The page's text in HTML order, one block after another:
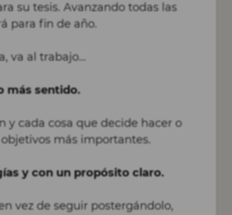
su tesis. Avanzando todas las
para fin de año.
va al trabajo…
más sentido.
y cada cosa que decide hacer o
más importantes.
y con un propósito claro.
vez de seguir postergándolo,